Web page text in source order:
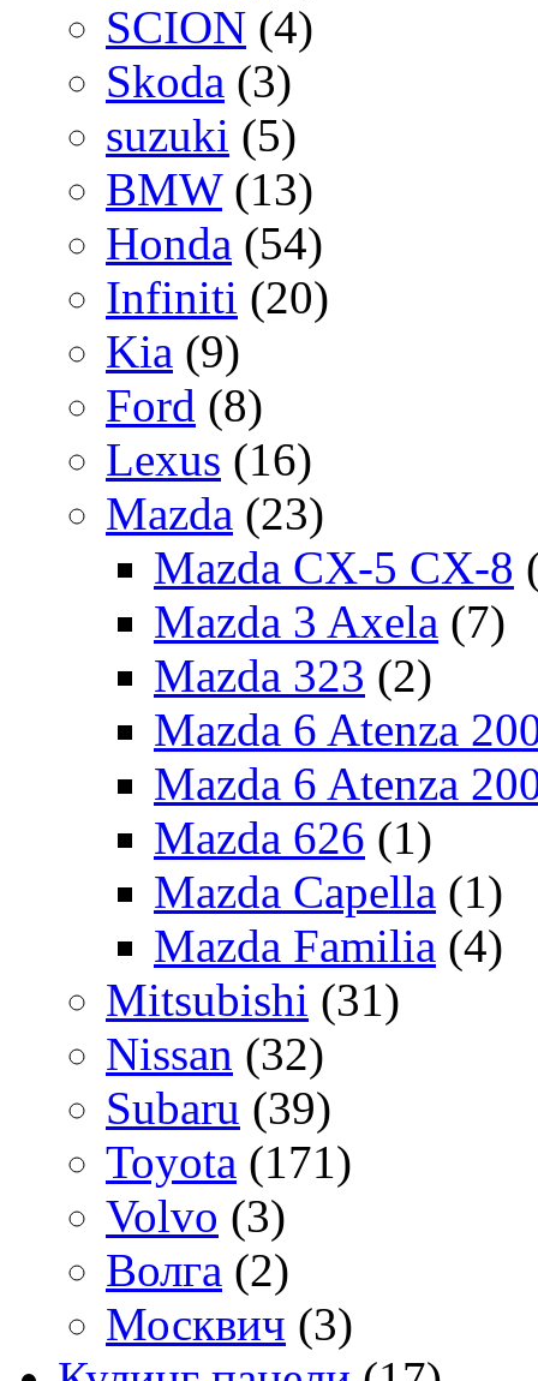
SCION (4)
Skoda (3)
suzuki (5)
BMW (13)
Honda (54)
Infiniti (20)
Kia (9)
Ford (8)
Lexus (16)
Mazda (23)
Mazda CX-5 CX-8
Mazda 3 Axela (7)
Mazda 323 (2)
Mazda 6 Atenza
Mazda 6 Atenza
Mazda 626 (1)
Mazda Capella (1)
Mazda Familia (4)
Mitsubishi (31)
Nissan (32)
Subaru (39)
Toyota (171)
Volvo (3)
Волга (2)
Москвич (3)